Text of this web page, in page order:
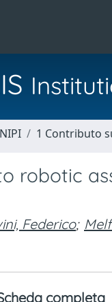
1 Contributo
robotic
Federico;
completa